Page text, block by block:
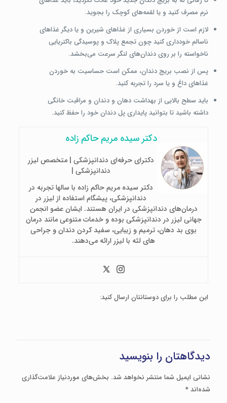
نرم مصرف کنید و یا لقمه‌های کوچک را بجوید.
لازم است از خوردن بسیاری از غذاهای شیرین و یا دیگر غذاهای
ناسالم خودداری کنید چون تجمع پلاک و پوسیدگی باکتریایی
ناخواسته را بر روی دندان‌های لنگر سرعت می‌بخشد.
پس از نصب بریج دندان، ممکن است حساسیت به خوردن
غذاهای داغ و یا سرد را تجربه کنید.
باید سطح بالایی از بهداشت دهان و دندان و مراقبت خانگی
داشته باشید تا بتوانید پایداری پل دندان خود را حفظ کنید.
دکتر سیده مریم حاکم زاده
دکترای حرفه‌ای دندانپزشکی | متخصص لیزر
دندانپزشکی |
دکتر سیده مریم حاکم زاده با سالها تجربه در
دندانپزشکی، پیشگام استفاده از لیزر در
درمان‌های دندانپزشکی در ایران هستند. ایشان عضو انجمن
جهانی لیزر در دندانپزشکی بوده و خدمات متنوعی مانند درمان
بوی بد دهان، ترمیم و زیبایی، سفید کردن دندان و جراحی
های لثه با لیزر ارائه می‌دهند.
این مطلب را برای دوستانتان ارسال کنید:
دیدگاهتان را بنویسید
نشانی ایمیل شما منتشر نخواهد شد. بخش‌های موردنیاز علامت‌گذاری
شده‌اند*